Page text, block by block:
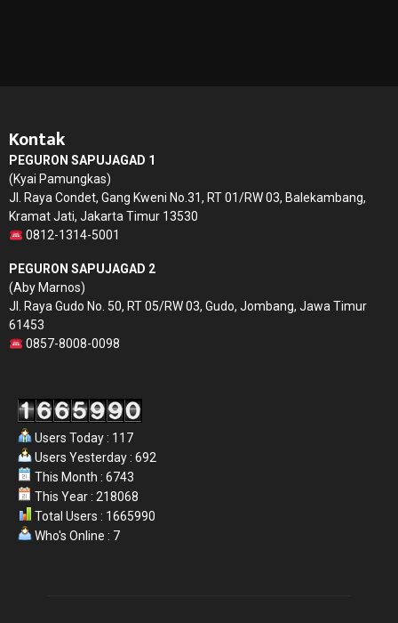
Kontak
PEGURON SAPUJAGAD 1
(Kyai Pamungkas)
Jl. Raya Condet, Gang Kweni No.31, RT 01/RW 03, Balekambang,
Kramat Jati, Jakarta Timur 13530
0812-1314-5001
PEGURON SAPUJAGAD 2
(Aby Marnos)
Jl. Raya Gudo No. 50, RT 05/RW 03, Gudo, Jombang, Jawa Timur
61453
0857-8008-0098
Users Today : 117
Users Yesterday : 692
This Month : 6743
This Year : 218068
Total Users : 1665990
Who's Online : 7